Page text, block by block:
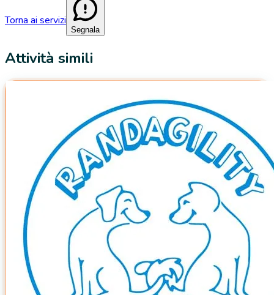
Torna ai servizi
Segnala
Attività simili